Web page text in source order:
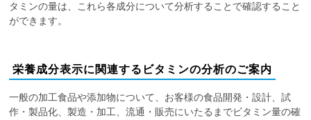
タミンの量は、これら各成分について分析することで確認すること
ができます。
栄養成分表示に関連するビタミンの分析のご案内
一般の加工食品や添加物について、お客様の食品開発・設計、試
作・製品化、製造・加工、流通・販売にいたるまでビタミン量の確